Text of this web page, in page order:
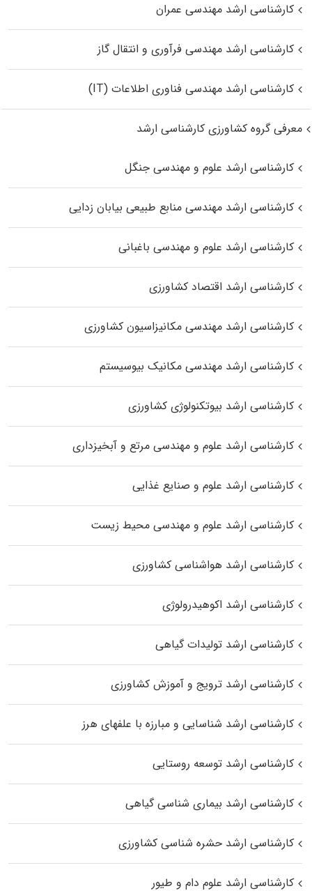
کارشناسی ارشد مهندسی عمران
کارشناسی ارشد مهندسی فرآوری و انتقال گاز
کارشناسی ارشد مهندسی فناوری اطلاعات (IT)
معرفی گروه کشاورزی کارشناسی ارشد
کارشناسی ارشد علوم و مهندسی جنگل
کارشناسی ارشد مهندسی منابع طبیعی بیابان زدایی
کارشناسی ارشد علوم و مهندسی باغبانی
کارشناسی ارشد اقتصاد کشاورزی
کارشناسی ارشد مهندسی مکانیزاسیون کشاورزی
کارشناسی ارشد مهندسی مکانیک بیوسیستم
کارشناسی ارشد بیوتکنولوژی کشاورزی
کارشناسی ارشد علوم و مهندسی مرتع و آبخیزداری
کارشناسی ارشد علوم و صنایع غذایی
کارشناسی ارشد علوم و مهندسی محیط زیست
کارشناسی ارشد هواشناسی کشاورزی
کارشناسی ارشد اکوهیدرولوژی
کارشناسی ارشد تولیدات گیاهی
کارشناسی ارشد ترویج و آموزش کشاورزی
کارشناسی ارشد شناسایی و مبارزه با علفهای هرز
کارشناسی ارشد توسعه روستایی
کارشناسی ارشد بیماری‌ شناسی گیاهی
کارشناسی ارشد حشره‌ شناسی کشاورزی
کارشناسی ارشد علوم دام و طیور